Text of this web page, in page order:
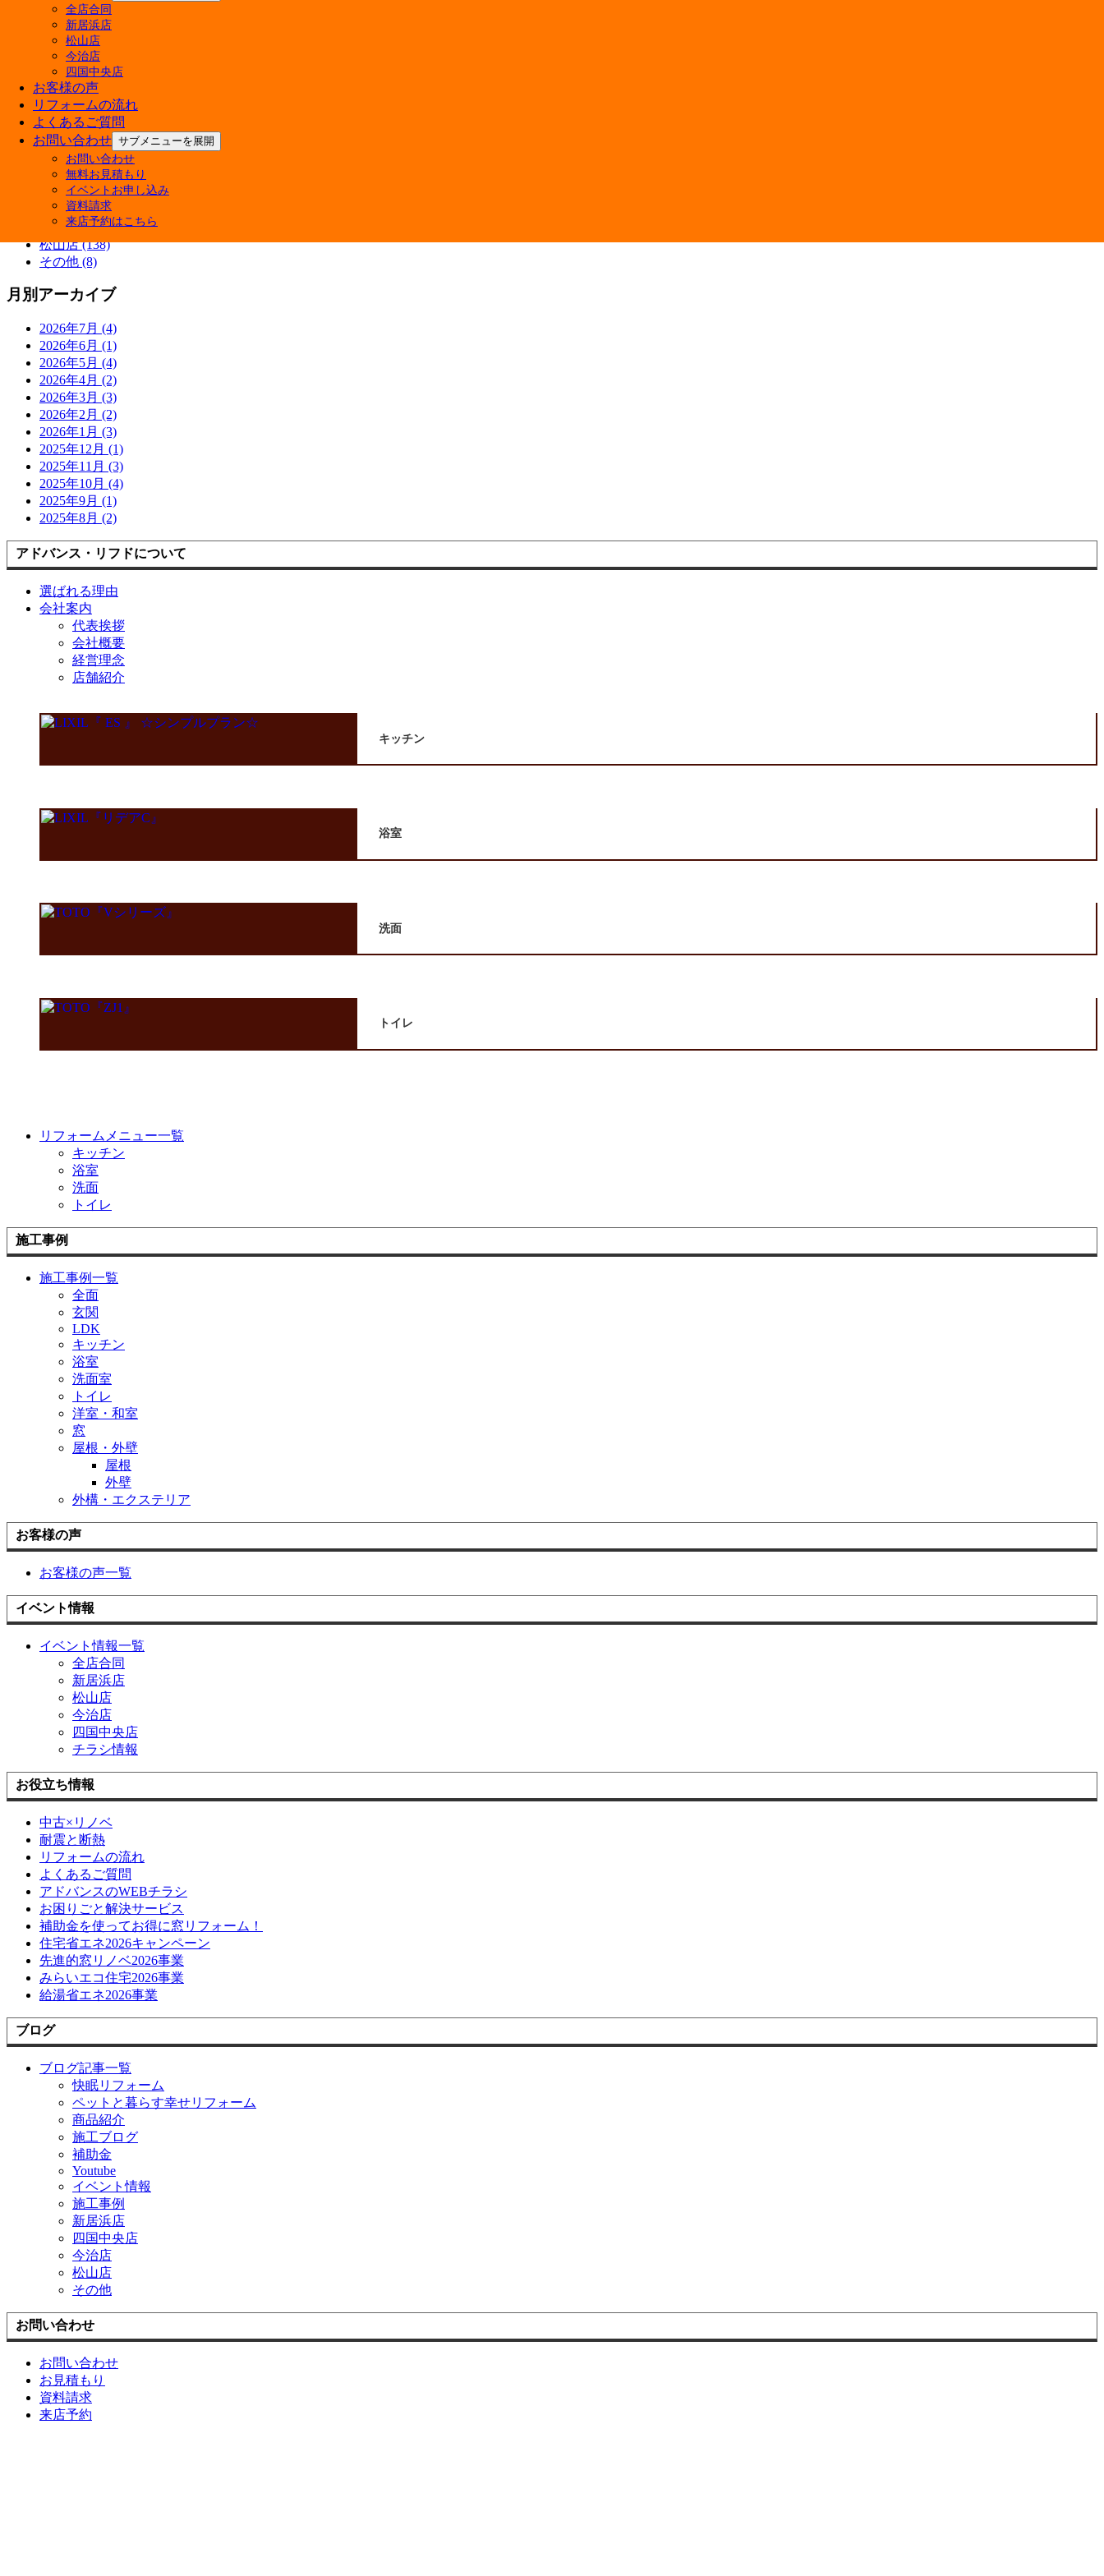
全店合同
新居浜店
松山店
今治店
四国中央店
お客様の声
リフォームの流れ
よくあるご質問
お問い合わせ サブメニューを展開
お問い合わせ
無料お見積もり
イベントお申し込み
資料請求
来店予約はこちら
カテゴリー
快眠リフォーム (3)
ペットと暮らす幸せリフォーム (5)
商品紹介 (3)
施工ブログ (5)
補助金 (7)
Youtube (7)
イベント情報 (38)
施工事例 (13)
新居浜店 (145)
四国中央店 (133)
今治店 (133)
松山店 (138)
その他 (8)
月別アーカイブ
2026年7月 (4)
2026年6月 (1)
2026年5月 (4)
2026年4月 (2)
2026年3月 (3)
2026年2月 (2)
2026年1月 (3)
2025年12月 (1)
2025年11月 (3)
2025年10月 (4)
2025年9月 (1)
2025年8月 (2)
アドバンス・リフドについて
選ばれる理由
会社案内
代表挨拶
会社概要
経営理念
店舗紹介
キッチン
浴室
洗面
トイレ
リフォームメニュー一覧
キッチン
浴室
洗面
トイレ
施工事例
施工事例一覧
全面
玄関
LDK
キッチン
浴室
洗面室
トイレ
洋室・和室
窓
屋根・外壁
屋根
外壁
外構・エクステリア
お客様の声
お客様の声一覧
イベント情報
イベント情報一覧
全店合同
新居浜店
松山店
今治店
四国中央店
チラシ情報
お役立ち情報
中古×リノベ
耐震と断熱
リフォームの流れ
よくあるご質問
アドバンスのWEBチラシ
お困りごと解決サービス
補助金を使ってお得に窓リフォーム！
住宅省エネ2026キャンペーン
先進的窓リノベ2026事業
みらいエコ住宅2026事業
給湯省エネ2026事業
ブログ
ブログ記事一覧
快眠リフォーム
ペットと暮らす幸せリフォーム
商品紹介
施工ブログ
補助金
Youtube
イベント情報
施工事例
新居浜店
四国中央店
今治店
松山店
その他
お問い合わせ
お問い合わせ
お見積もり
資料請求
来店予約